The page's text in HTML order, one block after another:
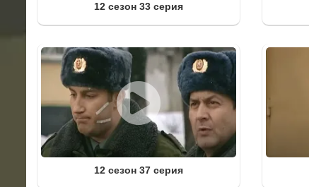
12 сезон 33 серия
12 сезон 37 серия